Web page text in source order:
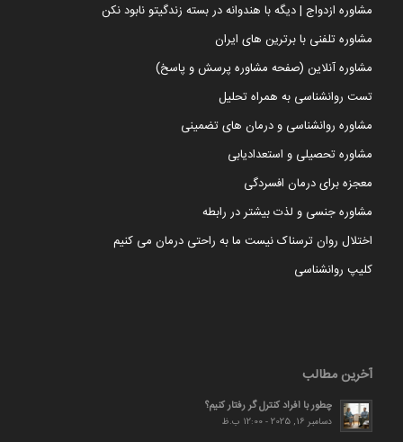
مشاوره ازدواج | دیگه با هندوانه در بسته زندگیتو نابود نکن
مشاوره تلفنی با برترین های ایران
مشاوره آنلاین (صفحه مشاوره پرسش و پاسخ)
تست روانشناسی به همراه تحلیل
مشاوره روانشناسی و درمان های تضمینی
مشاوره تحصیلی و استعدادیابی
معجزه برای درمان افسردگی
مشاوره جنسی و لذت بیشتر در رابطه
اختلال روان ترسناک نیست ما به راحتی درمان می کنیم
کلیپ روانشناسی
آخرین مطالب
چطور با افراد کنترل گر رفتار کنیم؟
دسامبر 16, 2025 - 12:00 ب.ظ